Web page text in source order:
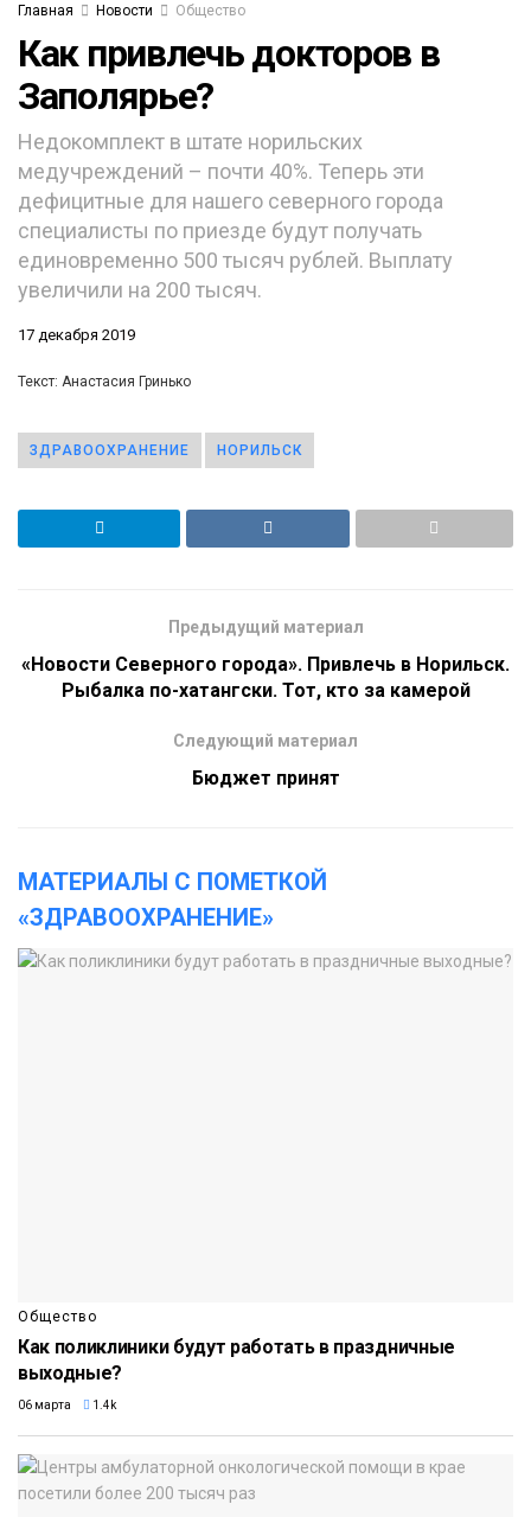
Главная Новости Общество
Как привлечь докторов в
Заполярье?
Недокомплект в штате норильских
медучреждений – почти 40%. Теперь эти
дефицитные для нашего северного города
специалисты по приезде будут получать
единовременно 500 тысяч рублей. Выплату
увеличили на 200 тысяч.
17 декабря 2019
Текст: Анастасия Гринько
ЗДРАВООХРАНЕНИЕ НОРИЛЬСК
Предыдущий материал
«Новости Северного города». Привлечь в Норильск.
Рыбалка по-хатангски. Тот, кто за камерой
Следующий материал
Бюджет принят
МАТЕРИАЛЫ С ПОМЕТКОЙ
«ЗДРАВООХРАНЕНИЕ»
Общество
Как поликлиники будут работать в праздничные
выходные?
06 марта 1.4k